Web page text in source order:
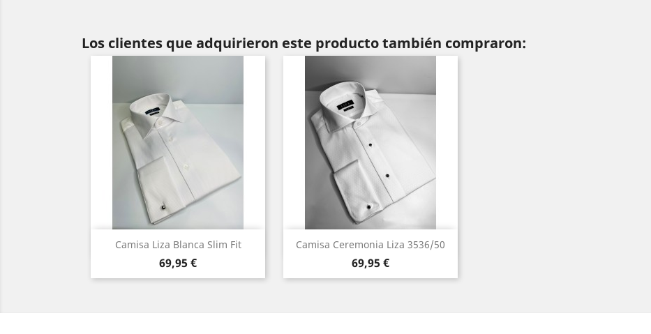
Los clientes que adquirieron este producto también compraron:
Camisa Liza Blanca Slim Fit
Precio
69,95 €
Vista rápida
Blanco
Camisa Ceremonia Liza 3536/50
Precio
69,95 €
Vista rápida
Blanco